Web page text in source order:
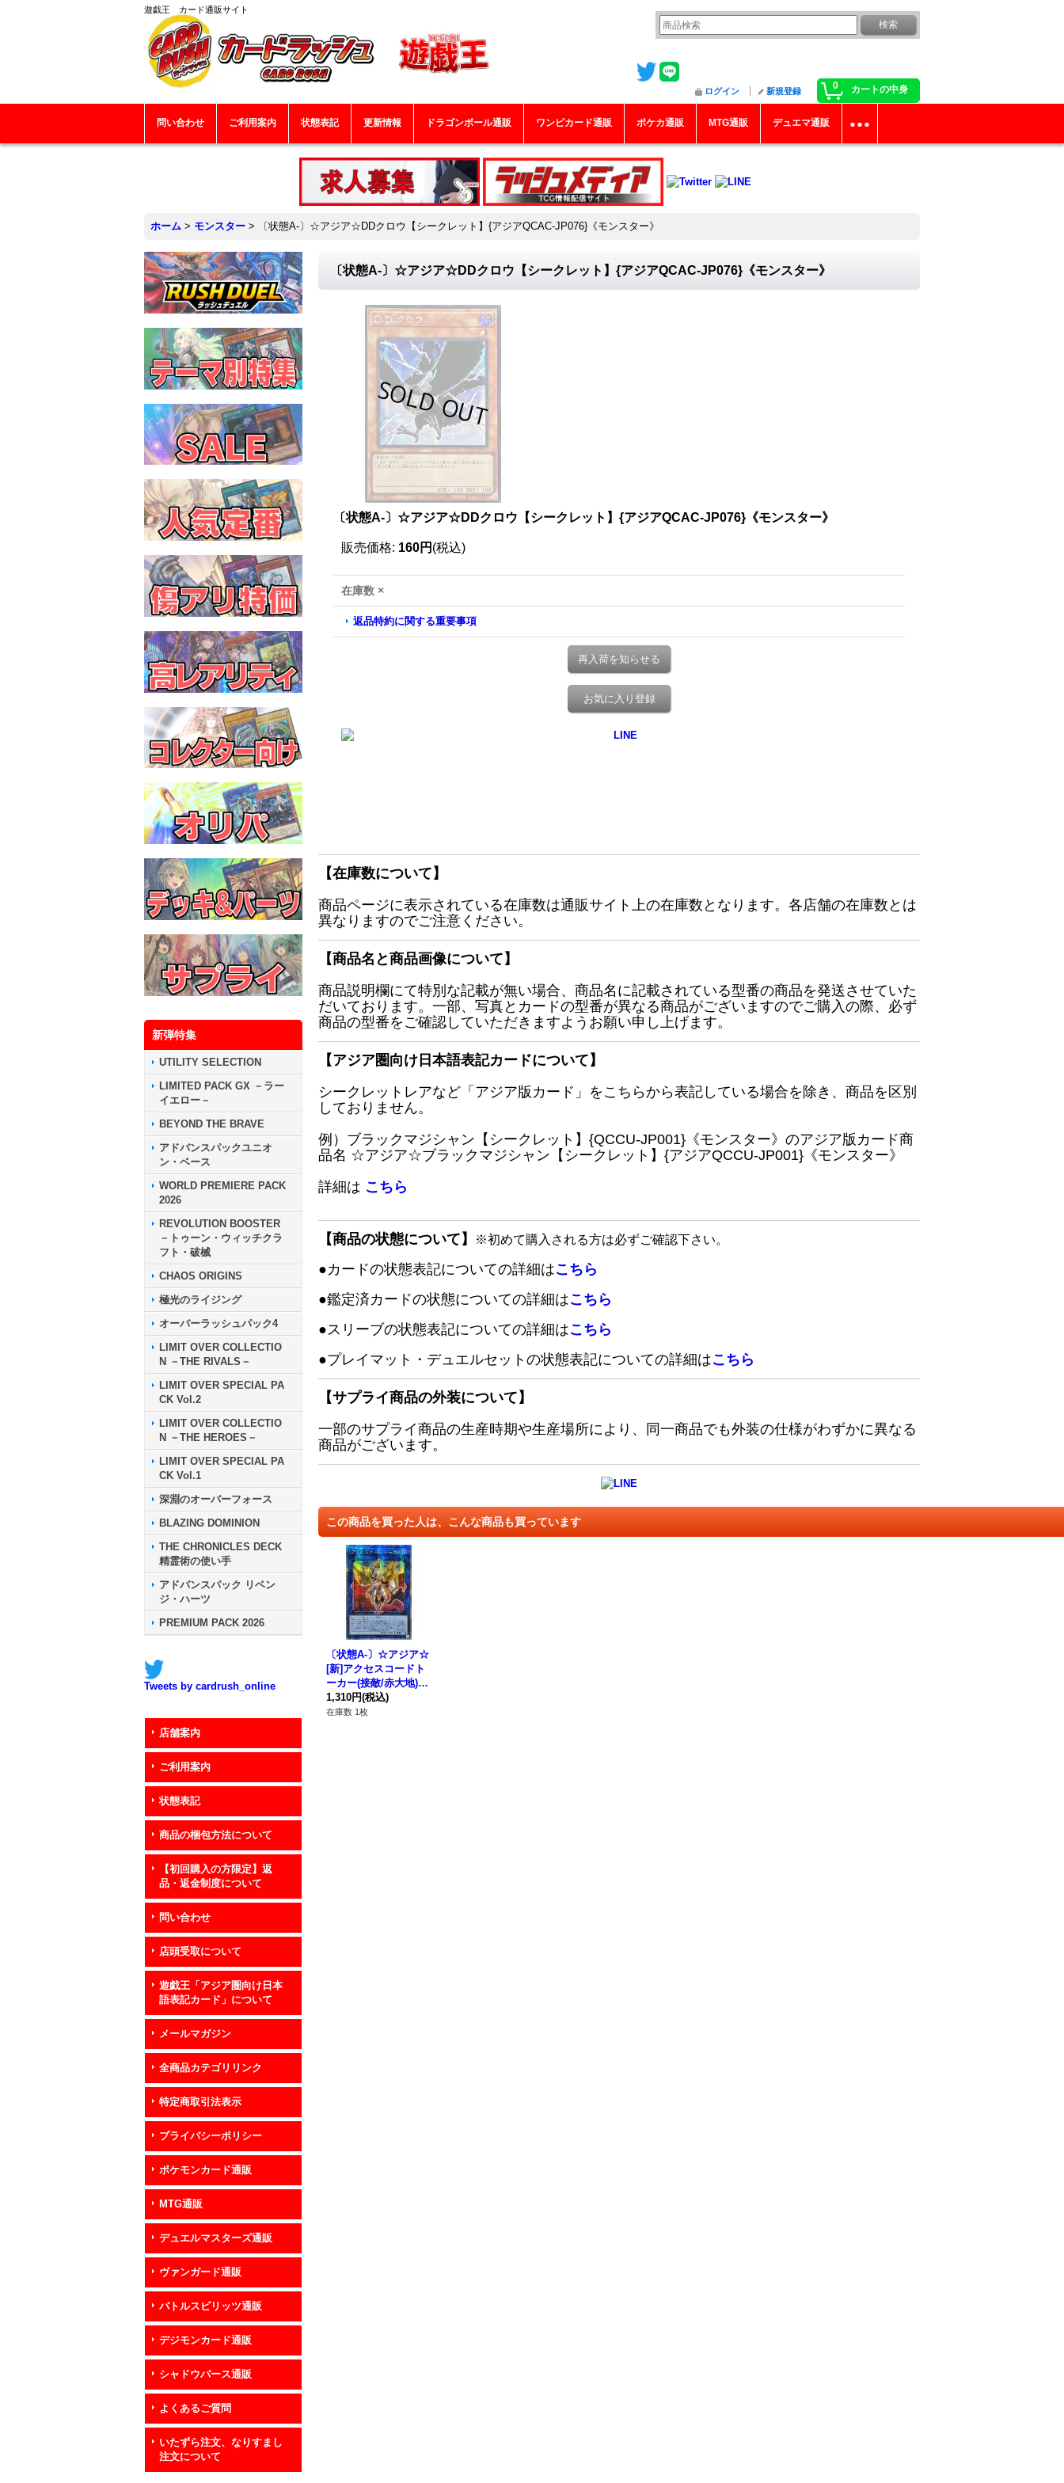
遊戯王 カード通販サイト
0 カートの中身
ログイン 新規登録
問い合わせ ご利用案内 状態表記 更新情報 ドラゴンボール通販 ワンピカード通販 ポケカ通販 MTG通販 デュエマ通販
ホーム > モンスター > 〔状態A-〕☆アジア☆DDクロウ【シークレット】{アジアQCAC-JP076}《モンスター》
新弾特集
UTILITY SELECTION
LIMITED PACK GX －ラー
イエロー－
BEYOND THE BRAVE
アドバンスパックユニオ
ン・ベース
WORLD PREMIERE PACK
2026
REVOLUTION BOOSTER
－トゥーン・ウィッチクラ
フト・破械
CHAOS ORIGINS
極光のライジング
オーバーラッシュパック4
LIMIT OVER COLLECTIO
N －THE RIVALS－
LIMIT OVER SPECIAL PA
CK Vol.2
LIMIT OVER COLLECTIO
N －THE HEROES－
LIMIT OVER SPECIAL PA
CK Vol.1
深淵のオーバーフォース
BLAZING DOMINION
THE CHRONICLES DECK
精霊術の使い手
アドバンスパック リベン
ジ・ハーツ
PREMIUM PACK 2026
Tweets by cardrush_online
店舗案内
ご利用案内
状態表記
商品の梱包方法について
【初回購入の方限定】返
品・返金制度について
問い合わせ
店頭受取について
遊戯王「アジア圏向け日本
語表記カード」について
メールマガジン
全商品カテゴリリンク
特定商取引法表示
プライバシーポリシー
ポケモンカード通販
MTG通販
デュエルマスターズ通販
ヴァンガード通販
バトルスピリッツ通販
デジモンカード通販
シャドウバース通販
よくあるご質問
いたずら注文、なりすまし
注文について
〔状態A-〕☆アジア☆DDクロウ【シークレット】{アジアQCAC-JP076}《モンスター》
〔状態A-〕☆アジア☆DDクロウ【シークレット】{アジアQCAC-JP076}《モンスター》
販売価格: 160円 (税込)
在庫数 ×
返品特約に関する重要事項
再入荷を知らせる
お気に入り登録
【在庫数について】
商品ページに表示されている在庫数は通販サイト上の在庫数となります。各店舗の在庫数とは
異なりますのでご注意ください。
【商品名と商品画像について】
商品説明欄にて特別な記載が無い場合、商品名に記載されている型番の商品を発送させていた
だいております。一部、写真とカードの型番が異なる商品がございますのでご購入の際、必ず
商品の型番をご確認していただきますようお願い申し上げます。
【アジア圏向け日本語表記カードについて】
シークレットレアなど「アジア版カード」をこちらから表記している場合を除き、商品を区別
しておりません。
例）ブラックマジシャン【シークレット】{QCCU-JP001}《モンスター》のアジア版カード商
品名 ☆アジア☆ブラックマジシャン【シークレット】{アジアQCCU-JP001}《モンスター》
詳細は こちら
【商品の状態について】 ※初めて購入される方は必ずご確認下さい。
●カードの状態表記についての詳細はこちら
●鑑定済カードの状態についての詳細はこちら
●スリーブの状態表記についての詳細はこちら
●プレイマット・デュエルセットの状態表記についての詳細はこちら
【サプライ商品の外装について】
一部のサプライ商品の生産時期や生産場所により、同一商品でも外装の仕様がわずかに異なる
商品がございます。
この商品を買った人は、こんな商品も買っています
〔状態A-〕☆アジア☆
[新]アクセスコードト
ーカー(接敵/赤大地)
【クォーターセンチュ
リーシークレット】
1,310円(税込)
在庫数 1枚